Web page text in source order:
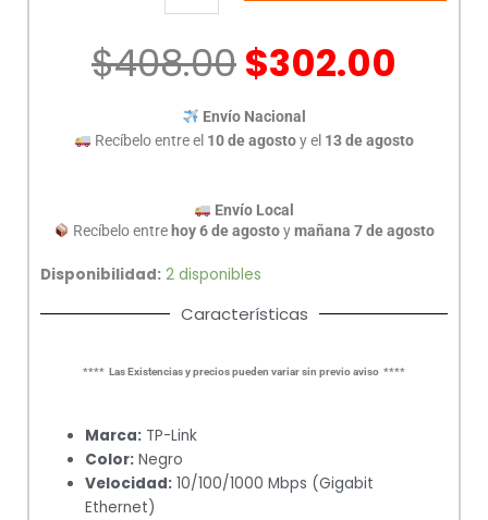
SG1005D
PUERTOS
cantidad
$408.00$302.00
Envío Nacional
Recíbelo entre el 10 de agostoy el 13 de agosto
Envío Local
Recíbelo entre hoy 6 de agostoymañana 7 de agosto
Disponibilidad: 2 disponibles
Características
**** Las Existencias y precios pueden variar sin previo aviso ****
Marca: TP-Link
Color: Negro
Velocidad: 10/100/1000 Mbps (Gigabit
Ethernet)